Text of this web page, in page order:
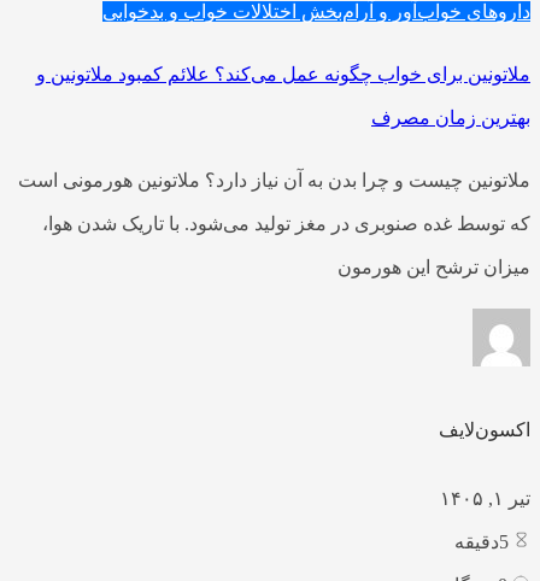
داروهای خواب‌آور و آرام‌بخش اختلالات خواب و بدخوابی
ملاتونین برای خواب چگونه عمل می‌کند؟ علائم کمبود ملاتونین و
بهترین زمان مصرف
ملاتونین چیست و چرا بدن به آن نیاز دارد؟ ملاتونین هورمونی است
که توسط غده صنوبری در مغز تولید می‌شود. با تاریک شدن هوا،
میزان ترشح این هورمون
اکسون‌لایف
تیر ۱, ۱۴۰۵
دقیقه